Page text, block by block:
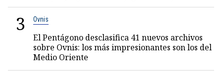
3 Ovnis
El Pentágono desclasifica 41 nuevos archivos
sobre Ovnis: los más impresionantes son los del
Medio Oriente